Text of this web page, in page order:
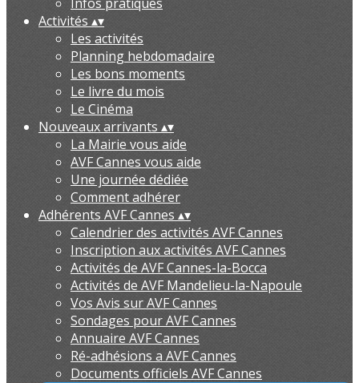
Activités ▴▾
Les activités
Planning hebdomadaire
Les bons moments
Le livre du mois
Le Cinéma
Nouveaux arrivants ▴▾
La Mairie vous aide
AVF Cannes vous aide
Une journée dédiée
Comment adhérer
Adhérents AVF Cannes ▴▾
Calendrier des activités AVF Cannes
Inscription aux activités AVF Cannes
Activités de AVF Cannes-la-Bocca
Activités de AVF Mandelieu-la-Napoule
Vos Avis sur AVF Cannes
Sondages pour AVF Cannes
Annuaire AVF Cannes
Ré-adhésions a AVF Cannes
Documents officiels AVF Cannes